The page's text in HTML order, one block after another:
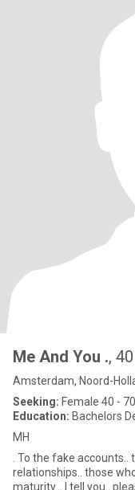
Me And You ., 40
Amsterdam, Noord-
Seeking: Female 40 - 70
Education: Bachelors
MH
. To the fake
relationships.. those
maturity... I tell you..